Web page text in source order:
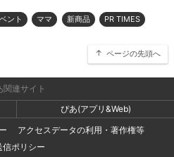
ント ママ 新商品 PR TIMES
ページの先頭へ
関連サイト
ぴあ(アプリ&Web)
アクセスデータの利用・著作権等
信ポリシー